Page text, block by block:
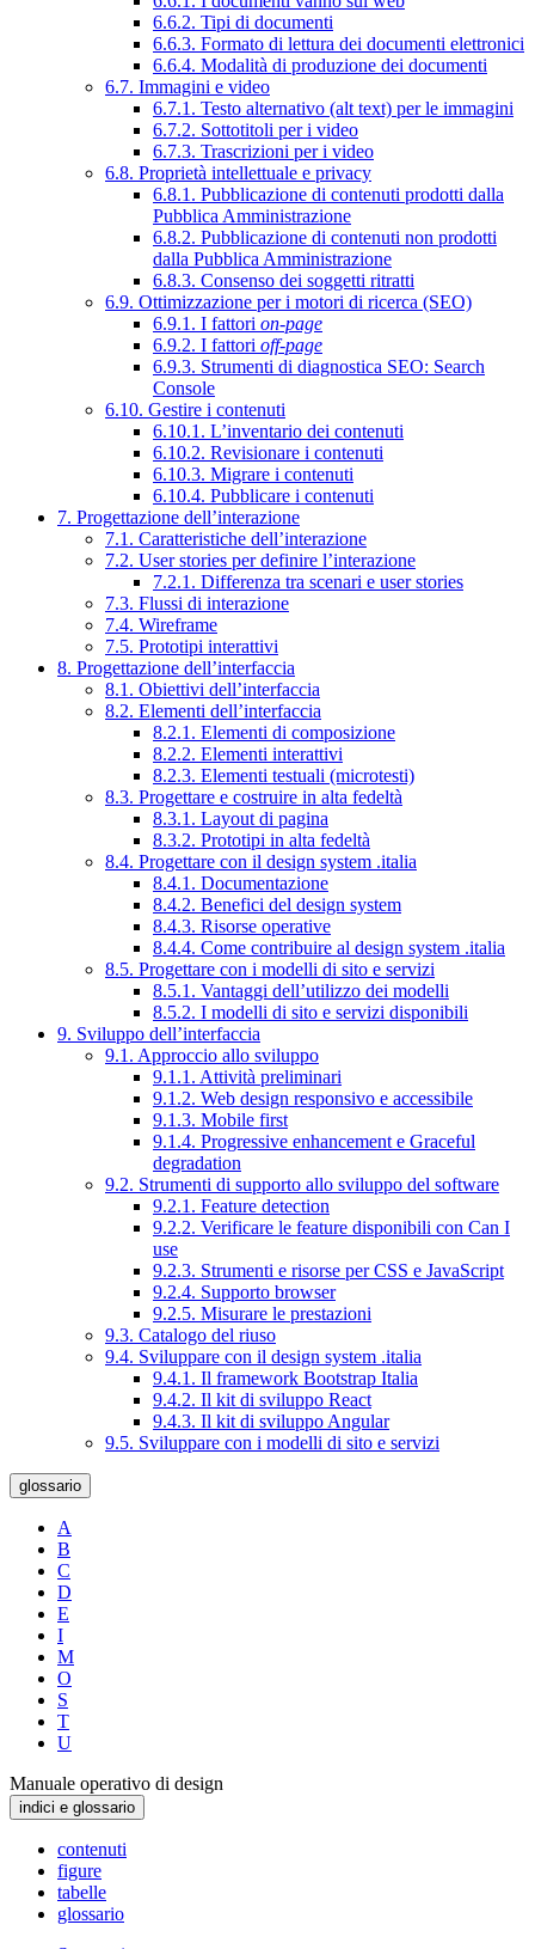
6.6.2. Tipi di documenti
6.6.3. Formato di lettura dei documenti elettronici
6.6.4. Modalità di produzione dei documenti
6.7. Immagini e video
6.7.1. Testo alternativo (alt text) per le immagini
6.7.2. Sottotitoli per i video
6.7.3. Trascrizioni per i video
6.8. Proprietà intellettuale e privacy
6.8.1. Pubblicazione di contenuti prodotti dalla
Pubblica Amministrazione
6.8.2. Pubblicazione di contenuti non prodotti
dalla Pubblica Amministrazione
6.8.3. Consenso dei soggetti ritratti
6.9. Ottimizzazione per i motori di ricerca (SEO)
6.9.1. I fattori on-page
6.9.2. I fattori off-page
6.9.3. Strumenti di diagnostica SEO: Search
Console
6.10. Gestire i contenuti
6.10.1. L’inventario dei contenuti
6.10.2. Revisionare i contenuti
6.10.3. Migrare i contenuti
6.10.4. Pubblicare i contenuti
7. Progettazione dell’interazione
7.1. Caratteristiche dell’interazione
7.2. User stories per definire l’interazione
7.2.1. Differenza tra scenari e user stories
7.3. Flussi di interazione
7.4. Wireframe
7.5. Prototipi interattivi
8. Progettazione dell’interfaccia
8.1. Obiettivi dell’interfaccia
8.2. Elementi dell’interfaccia
8.2.1. Elementi di composizione
8.2.2. Elementi interattivi
8.2.3. Elementi testuali (microtesti)
8.3. Progettare e costruire in alta fedeltà
8.3.1. Layout di pagina
8.3.2. Prototipi in alta fedeltà
8.4. Progettare con il design system .italia
8.4.1. Documentazione
8.4.2. Benefici del design system
8.4.3. Risorse operative
8.4.4. Come contribuire al design system .italia
8.5. Progettare con i modelli di sito e servizi
8.5.1. Vantaggi dell’utilizzo dei modelli
8.5.2. I modelli di sito e servizi disponibili
9. Sviluppo dell’interfaccia
9.1. Approccio allo sviluppo
9.1.1. Attività preliminari
9.1.2. Web design responsivo e accessibile
9.1.3. Mobile first
9.1.4. Progressive enhancement e Graceful
degradation
9.2. Strumenti di supporto allo sviluppo del software
9.2.1. Feature detection
9.2.2. Verificare le feature disponibili con Can I
use
9.2.3. Strumenti e risorse per CSS e JavaScript
9.2.4. Supporto browser
9.2.5. Misurare le prestazioni
9.3. Catalogo del riuso
9.4. Sviluppare con il design system .italia
9.4.1. Il framework Bootstrap Italia
9.4.2. Il kit di sviluppo React
9.4.3. Il kit di sviluppo Angular
9.5. Sviluppare con i modelli di sito e servizi
glossario
A
B
C
D
E
I
M
O
S
T
U
Manuale operativo di design
indici e glossario
contenuti
figure
tabelle
glossario